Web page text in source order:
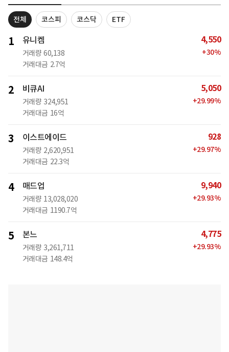
전체 코스피 코스닥 ETF
1 유니켐
거래량 60,138
거래대금 2.7억
4,550
+30%
2 비큐AI
거래량 324,951
거래대금 16억
5,050
+29.99%
3 이스트에이드
거래량 2,620,951
거래대금 22.3억
928
+29.97%
4 매드업
거래량 13,028,020
거래대금 1190.7억
9,940
+29.93%
5 본느
거래량 3,261,711
거래대금 148.4억
4,775
+29.93%